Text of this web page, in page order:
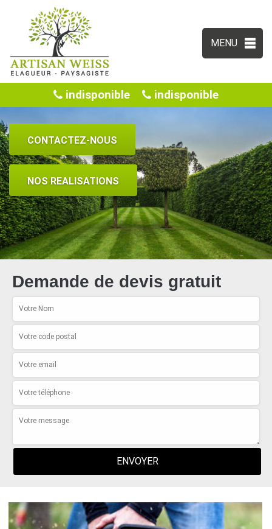
MENU
indisponible indisponible
CONTACTEZ-NOUS
NOS REALISATIONS
Demande de devis gratuit